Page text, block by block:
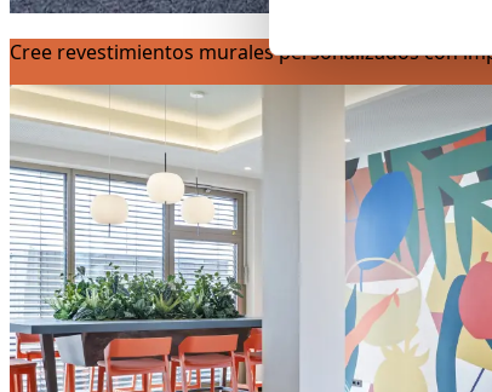
Cree revestimientos murales personalizados con